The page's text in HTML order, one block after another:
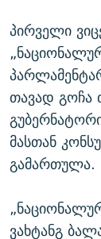
პირველი
თავად გოჩა
მასთან
გამართულა.
ვახტანგ